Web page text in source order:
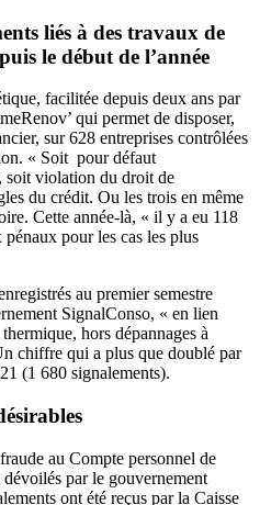
liés à des travaux de
le début de l’année
facilitée depuis deux ans par
qui permet de disposer,
sur 628 entreprises contrôlées
« Soit pour défaut
soit violation du droit de
du crédit. Ou les trois en même
Cette année-là, « il y a eu 118
pour les cas les plus
au premier semestre
SignalConso, « en lien
hors dépannages à
chiffre qui a plus que doublé par
(1 680 signalements).
au Compte personnel de
par le gouvernement
ont été reçus par la Caisse